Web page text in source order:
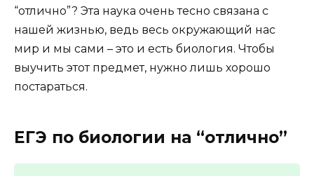
“отлично”? Эта наука очень тесно связана с
нашей жизнью, ведь весь окружающий нас
мир и мы сами – это и есть биология. Чтобы
выучить этот предмет, нужно лишь хорошо
постараться.
ЕГЭ по биологии на “отлично”